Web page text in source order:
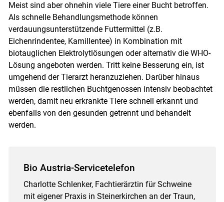
Meist sind aber ohnehin viele Tiere einer Bucht betroffen.
Als schnelle Behandlungsmethode können
verdauungsunterstützende Futtermittel (z.B.
Eichenrindentee, Kamillentee) in Kombination mit
biotauglichen Elektrolytlösungen oder alternativ die WHO-
Lösung angeboten werden. Tritt keine Besserung ein, ist
umgehend der Tierarzt heranzuziehen. Darüber hinaus
müssen die restlichen Buchtgenossen intensiv beobachtet
werden, damit neu erkrankte Tiere schnell erkannt und
ebenfalls von den gesunden getrennt und behandelt
werden.
Bio Austria-Servicetelefon
Charlotte Schlenker, Fachtierärztin für Schweine
mit eigener Praxis in Steinerkirchen an der Traun,